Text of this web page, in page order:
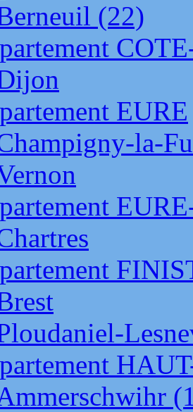
(22)
EURE
la-